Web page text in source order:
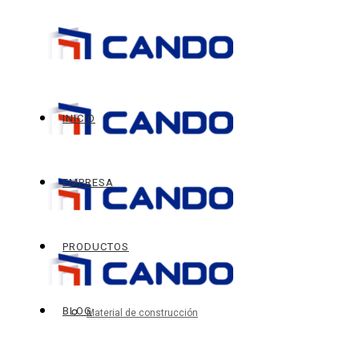
INICIO
EMPRESA
PRODUCTOS
Material de construcción
BLOG